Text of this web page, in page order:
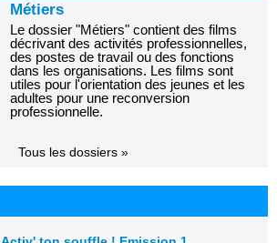
Métiers
Le dossier "Métiers" contient des films
décrivant des activités professionnelles,
des postes de travail ou des fonctions
dans les organisations. Les films sont
utiles pour l'orientation des jeunes et les
adultes pour une reconversion
professionnelle.
Tous les dossiers »